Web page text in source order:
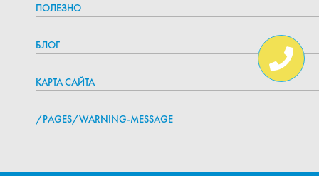
ПОЛЕЗНО
БЛОГ
КАРТА САЙТА
/PAGES/WARNING-MESSAGE